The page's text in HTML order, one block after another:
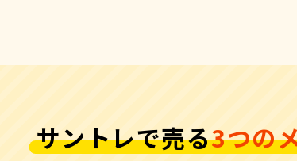
サントレで売る3つの